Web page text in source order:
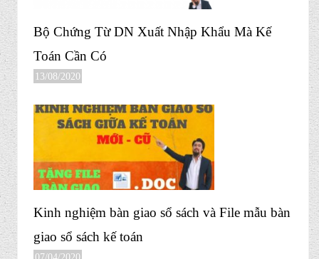
Bộ Chứng Từ DN Xuất Nhập Khẩu Mà Kế
Toán Cần Có
13/08/2020
Kinh nghiệm bàn giao sổ sách và File mẫu bàn
giao sổ sách kế toán